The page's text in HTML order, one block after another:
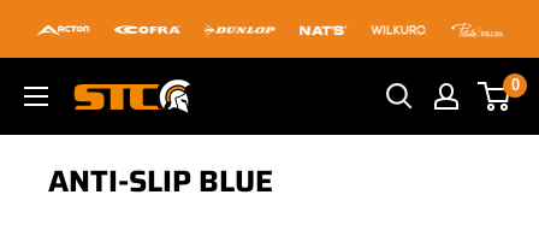
contenu
STC
Footwear
0
ANTI-SLIP BLUE